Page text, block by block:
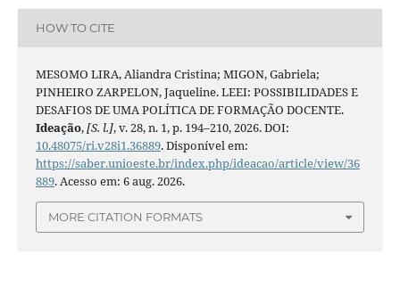
HOW TO CITE
MESOMO LIRA, Aliandra Cristina; MIGON, Gabriela;
PINHEIRO ZARPELON, Jaqueline. LEEI: POSSIBILIDADES E
DESAFIOS DE UMA POLÍTICA DE FORMAÇÃO DOCENTE.
Ideação,[S. l.], v. 28, n. 1, p. 194–210, 2026. DOI:
10.48075/ri.v28i1.36889. Disponível em:
https://saber.unioeste.br/index.php/ideacao/article/view/36
889. Acesso em: 6 aug. 2026.
MORE CITATION FORMATS